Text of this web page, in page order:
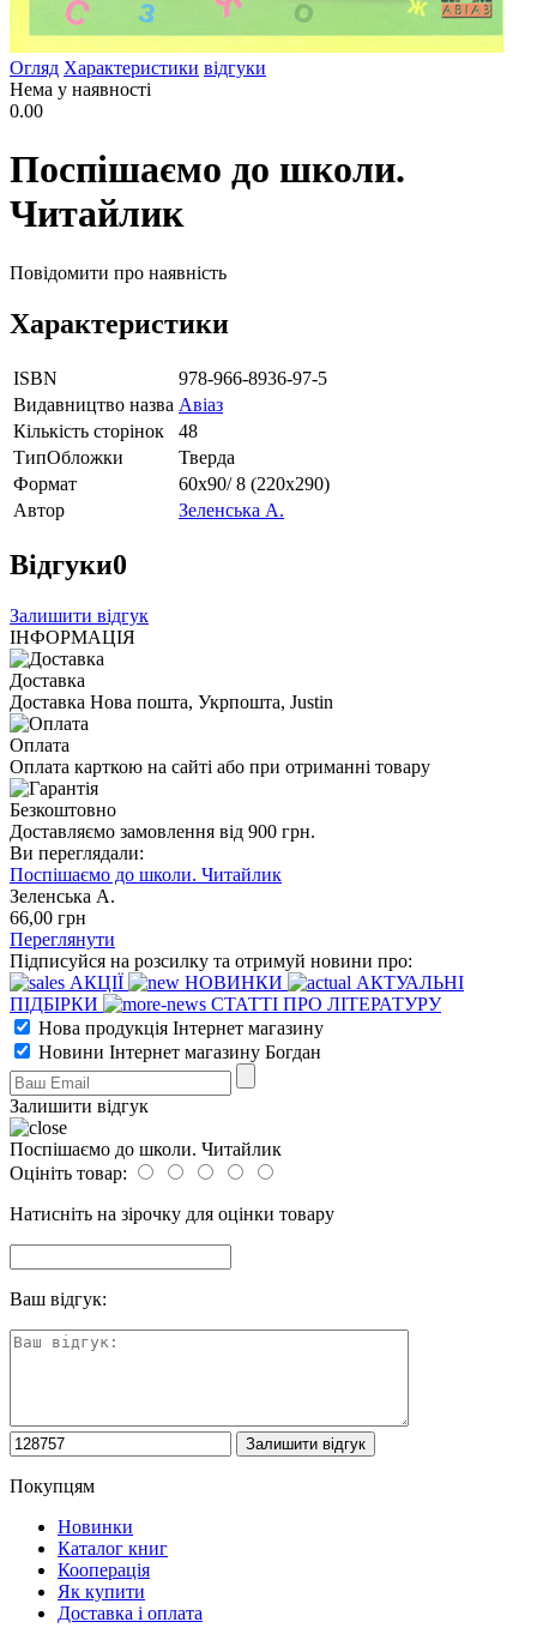
Огляд Характеристики відгуки
Нема у наявності
0.00
Поспішаємо до школи.
Читайлик
Повідомити про наявність
Характеристики
ISBN
978-966-8936-97-5
Видавництво назва Авіаз
Кількість сторінок
48
ТипОбложки
Тверда
Формат
60х90/ 8 (220х290)
Автор
Зеленська А.
Відгуки0
Залишити відгук
ІНФОРМАЦІЯ
Доставка
Доставка Нова пошта, Укрпошта, Justin
Оплата
Оплата карткою на сайті або при отриманні товару
Безкоштовно
Доставляємо замовлення від 900 грн.
Ви переглядали:
Поспішаємо до школи. Читайлик
Зеленська А.
66,00 грн
Переглянути
Підписуйся на розсилку та отримуй новини про:
АКЦІЇ
НОВИНКИ
АКТУАЛЬНІ
ПІДБІРКИ
СТАТТІ ПРО ЛІТЕРАТУРУ
Нова продукція Інтернет магазину
Новини Інтернет магазину Богдан
Залишити відгук
Поспішаємо до школи. Читайлик
Оцініть товар:
Натисніть на зірочку для оцінки товару
Ваш відгук:
Покупцям
Новинки
Каталог книг
Кооперація
Як купити
Доставка і оплата